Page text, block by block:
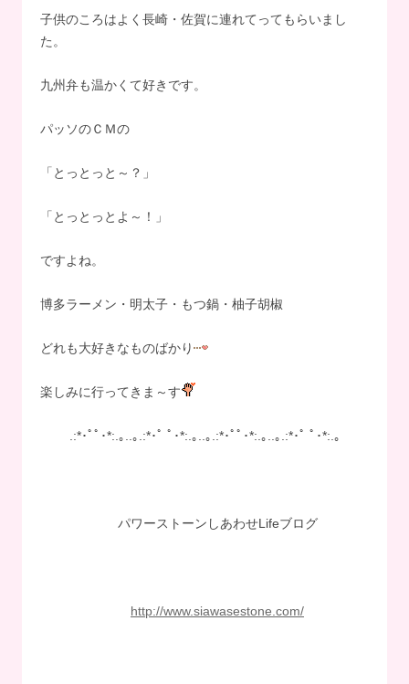
子供のころはよく長崎・佐賀に連れてってもらいまし
た。
九州弁も温かくて好きです。
パッソのＣＭの
「とっとっと～？」
「とっとっとよ～！」
ですよね。
博多ラーメン・明太子・もつ鍋・柚子胡椒
どれも大好きなものばかり
楽しみに行ってきま～す
.:*･ﾟﾟ･*:.｡..｡.:*･ﾟ ﾟ･*:.｡..｡.:*･ﾟﾟ･*:.｡..｡.:*･ﾟ ﾟ･*:.｡
パワーストーンしあわせLifeブログ
http://www.siawasestone.com/